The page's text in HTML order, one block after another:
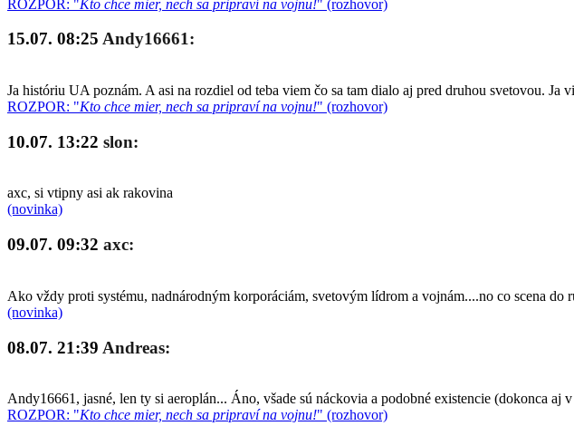
ROZPOR: "Kto chce mier, nech sa pripraví na vojnu!" (rozhovor)
15.07. 08:25 Andy16661:
Ja históriu UA poznám. A asi na rozdiel od teba viem čo sa tam dialo aj pred druhou svetovou.
ROZPOR: "Kto chce mier, nech sa pripraví na vojnu!" (rozhovor)
10.07. 13:22 slon:
axc, si vtipny asi ak rakovina
(novinka)
09.07. 09:32 axc:
Ako vždy proti systému, nadnárodným korporáciám, svetovým lídrom a vojnám....no co scena do
(novinka)
08.07. 21:39 Andreas:
Andy16661, jasné, len ty si aeroplán... Áno, všade sú náckovia a podobné existencie (dokonca
ROZPOR: "Kto chce mier, nech sa pripraví na vojnu!" (rozhovor)